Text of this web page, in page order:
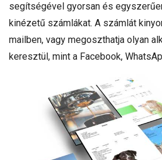
segítségével gyorsan és
kinézetű számlákat. A számlát
mailben, vagy megoszthatja olyan
keresztül, mint a Facebook,